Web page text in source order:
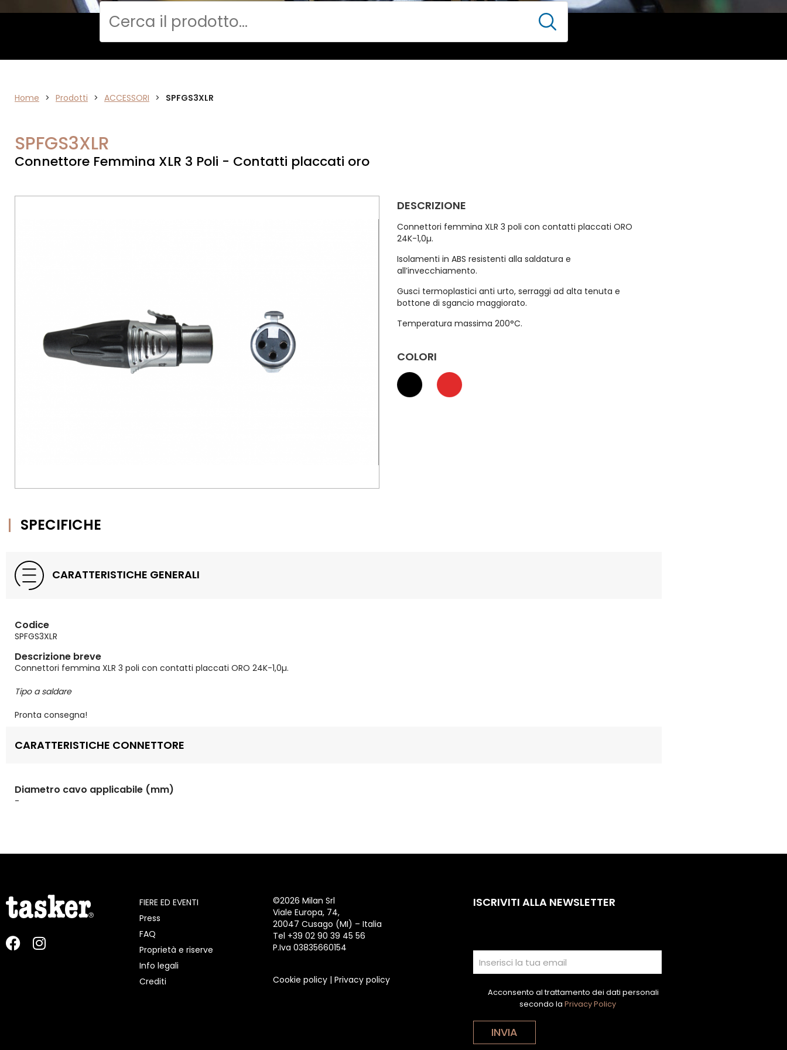
CPR
Cerca
Home > Prodotti > ACCESSORI > SPFGS3XLR
SPFGS3XLR
Connettore Femmina XLR 3 Poli - Contatti placcati oro
DESCRIZIONE
Connettori femmina XLR 3 poli con contatti placcati ORO
24K-1,0µ.
Isolamenti in ABS resistenti alla saldatura e
all’invecchiamento.
Gusci termoplastici anti urto, serraggi ad alta tenuta e
bottone di sgancio maggiorato.
Temperatura massima 200°C.
COLORI
SPECIFICHE
CARATTERISTICHE GENERALI
Codice
SPFGS3XLR
Descrizione breve
Connettori femmina XLR 3 poli con contatti placcati ORO 24K-1,0µ.
Tipo a saldare
Pronta consegna!
CARATTERISTICHE CONNETTORE
Diametro cavo applicabile (mm)
-
FIERE ED EVENTI
Press
FAQ
Proprietà e riserve
Info legali
Crediti
©2026 Milan Srl
Viale Europa, 74,
20047 Cusago (MI) – Italia
Tel +39 02 90 39 45 56
P.Iva 03835660154
Cookie policy | Privacy policy
ISCRIVITI ALLA NEWSLETTER
Acconsento al trattamento dei dati personali
secondo la Privacy Policy
INVIA